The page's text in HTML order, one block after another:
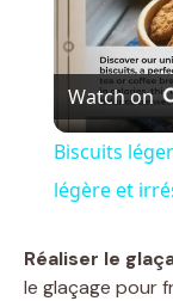
Watch on
Biscuits
légère et
Réaliser le
le glaçage pour